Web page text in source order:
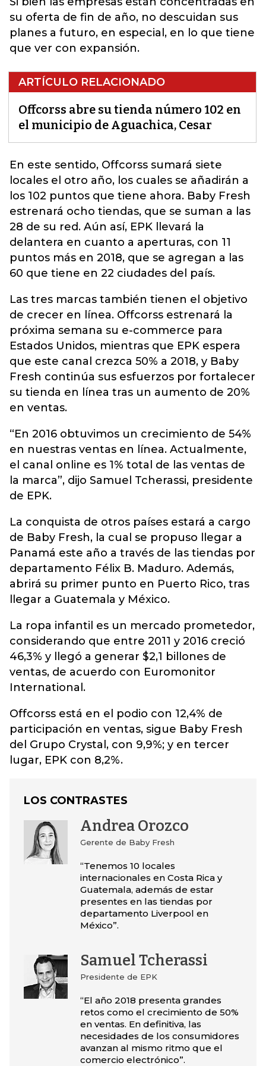
su oferta de fin de año, no descuidan sus
planes a futuro, en especial, en lo que tiene
que ver con expansión.
ARTÍCULO RELACIONADO
Offcorss abre su tienda número 102 en
el municipio de Aguachica, Cesar
En este sentido, Offcorss sumará siete
locales el otro año, los cuales se añadirán a
los 102 puntos que tiene ahora. Baby Fresh
estrenará ocho tiendas, que se suman a las
28 de su red. Aún así, EPK llevará la
delantera en cuanto a aperturas, con 11
puntos más en 2018, que se agregan a las
60 que tiene en 22 ciudades del país.
Las tres marcas también tienen el objetivo
de crecer en línea. Offcorss estrenará la
próxima semana su e-commerce para
Estados Unidos, mientras que EPK espera
que este canal crezca 50% a 2018, y Baby
Fresh continúa sus esfuerzos por fortalecer
su tienda en línea tras un aumento de 20%
en ventas.
“En 2016 obtuvimos un crecimiento de 54%
en nuestras ventas en línea. Actualmente,
el canal online es 1% total de las ventas de
la marca”, dijo Samuel Tcherassi, presidente
de EPK.
La conquista de otros países estará a cargo
de Baby Fresh, la cual se propuso llegar a
Panamá este año a través de las tiendas por
departamento Félix B. Maduro. Además,
abrirá su primer punto en Puerto Rico, tras
llegar a Guatemala y México.
La ropa infantil es un mercado prometedor,
considerando que entre 2011 y 2016 creció
46,3% y llegó a generar $2,1 billones de
ventas, de acuerdo con Euromonitor
International.
Offcorss está en el podio con 12,4% de
participación en ventas, sigue Baby Fresh
del Grupo Crystal, con 9,9%; y en tercer
lugar, EPK con 8,2%.
LOS CONTRASTES
Andrea Orozco
Gerente de Baby Fresh
“Tenemos 10 locales
internacionales en Costa Rica y
Guatemala, además de estar
presentes en las tiendas por
departamento Liverpool en
México”.
Samuel Tcherassi
Presidente de EPK
“El año 2018 presenta grandes
retos como el crecimiento de 50%
en ventas. En definitiva, las
necesidades de los consumidores
avanzan al mismo ritmo que el
comercio electrónico”.